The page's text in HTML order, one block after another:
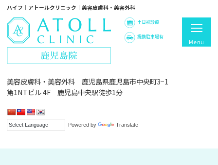
ハイフ｜アトールクリニック｜美容皮膚科・美容外科
Powered by Translate
土日祝診療
提携駐車場有
美容皮膚科・美容外科 鹿児島県鹿児島市中央町3−1
第1NTビル 4F 鹿児島中央駅徒歩1分